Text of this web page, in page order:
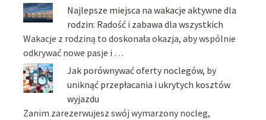
Najlepsze miejsca na wakacje aktywne dla
rodzin: Radość i zabawa dla wszystkich
Wakacje z rodziną to doskonała okazja, aby wspólnie
odkrywać nowe pasje i …
Jak porównywać oferty noclegów, by
uniknąć przepłacania i ukrytych kosztów
wyjazdu
Zanim zarezerwujesz swój wymarzony nocleg,